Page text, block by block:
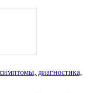
диагностика,